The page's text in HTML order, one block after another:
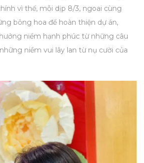
vì thế, mỗi dịp 8/3, ngoai cùng
bông hoa để hoàn thiện dự án,
niềm hạnh phúc từ những câu
niềm vui lây lan từ nụ cười của